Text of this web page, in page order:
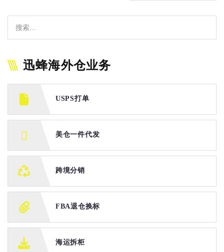
迅蜂海外仓业务
USPS打单
美仓一件代发
跨境分销
FBA退仓换标
海运拆柜